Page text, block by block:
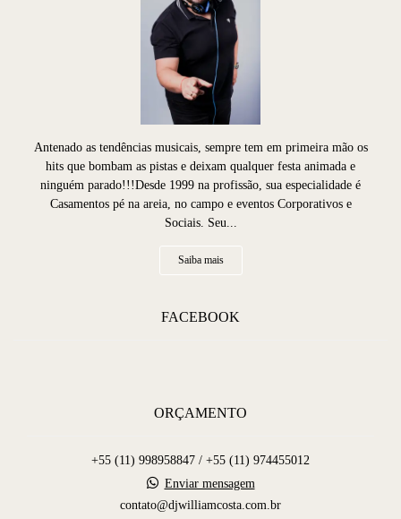
Antenado as tendências musicais, sempre tem em primeira mão os
hits que bombam as pistas e deixam qualquer festa animada e
ninguém parado!!!Desde 1999 na profissão, sua especialidade é
Casamentos pé na areia, no campo e eventos Corporativos e
Sociais. Seu...
Saiba mais
FACEBOOK
ORÇAMENTO
+55 (11) 998958847 / +55 (11) 974455012
Enviar mensagem
contato@djwilliamcosta.com.br